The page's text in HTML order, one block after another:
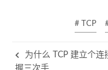
# TCP
为什么 TCP 建立个连